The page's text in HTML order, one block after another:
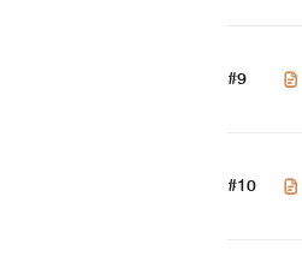
#9
#10